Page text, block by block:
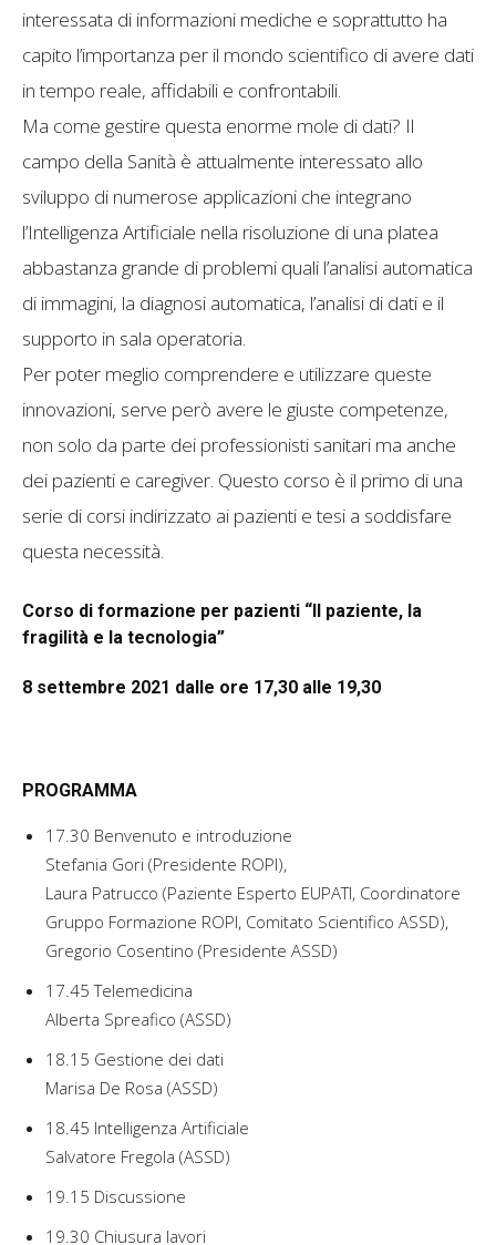
interessata di informazioni mediche e soprattutto ha
capito l’importanza per il mondo scientifico di avere dati
in tempo reale, affidabili e confrontabili.
Ma come gestire questa enorme mole di dati? Il
campo della Sanità è attualmente interessato allo
sviluppo di numerose applicazioni che integrano
l’Intelligenza Artificiale nella risoluzione di una platea
abbastanza grande di problemi quali l’analisi automatica
di immagini, la diagnosi automatica, l’analisi di dati e il
supporto in sala operatoria.
Per poter meglio comprendere e utilizzare queste
innovazioni, serve però avere le giuste competenze,
non solo da parte dei professionisti sanitari ma anche
dei pazienti e caregiver. Questo corso è il primo di una
serie di corsi indirizzato ai pazienti e tesi a soddisfare
questa necessità.
Corso di formazione per pazienti “Il paziente, la
fragilità e la tecnologia”
8 settembre 2021 dalle ore 17,30 alle 19,30
PROGRAMMA
17.30 Benvenuto e introduzione
Stefania Gori (Presidente ROPI),
Laura Patrucco (Paziente Esperto EUPATI, Coordinatore
Gruppo Formazione ROPI, Comitato Scientifico ASSD),
Gregorio Cosentino (Presidente ASSD)
17.45 Telemedicina
Alberta Spreafico (ASSD)
18.15 Gestione dei dati
Marisa De Rosa (ASSD)
18.45 Intelligenza Artificiale
Salvatore Fregola (ASSD)
19.15 Discussione
19.30 Chiusura lavori